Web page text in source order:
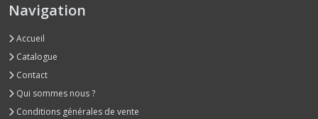
Navigation
Accueil
Catalogue
Contact
Qui sommes nous ?
Conditions générales de vente